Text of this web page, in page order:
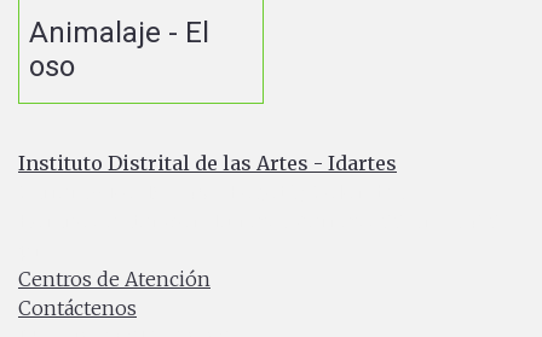
Animalaje - El
oso
Instituto Distrital de las Artes - Idartes
Centros de Atención
Contáctenos